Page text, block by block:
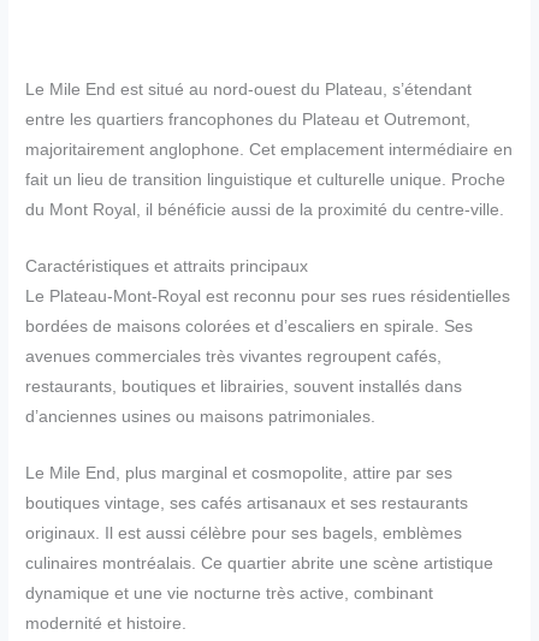
Le Mile End est situé au nord-ouest du Plateau, s’étendant
entre les quartiers francophones du Plateau et Outremont,
majoritairement anglophone. Cet emplacement intermédiaire en
fait un lieu de transition linguistique et culturelle unique. Proche
du Mont Royal, il bénéficie aussi de la proximité du centre-ville.
Caractéristiques et attraits principaux
Le Plateau-Mont-Royal est reconnu pour ses rues résidentielles
bordées de maisons colorées et d’escaliers en spirale. Ses
avenues commerciales très vivantes regroupent cafés,
restaurants, boutiques et librairies, souvent installés dans
d’anciennes usines ou maisons patrimoniales.
Le Mile End, plus marginal et cosmopolite, attire par ses
boutiques vintage, ses cafés artisanaux et ses restaurants
originaux. Il est aussi célèbre pour ses bagels, emblèmes
culinaires montréalais. Ce quartier abrite une scène artistique
dynamique et une vie nocturne très active, combinant
modernité et histoire.